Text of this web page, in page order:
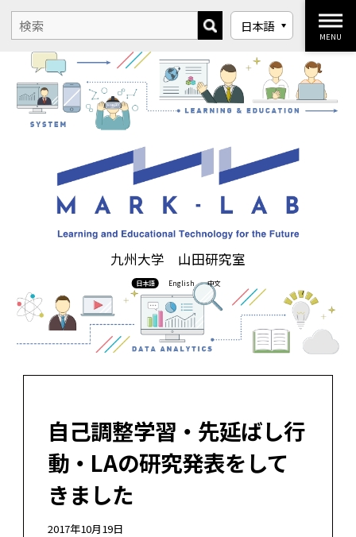
九州大学 山田研究室
日本語 English 中文
MENU
自己調整学習・先延ばし行
動・LAの研究発表をして
きました
2017年10月19日